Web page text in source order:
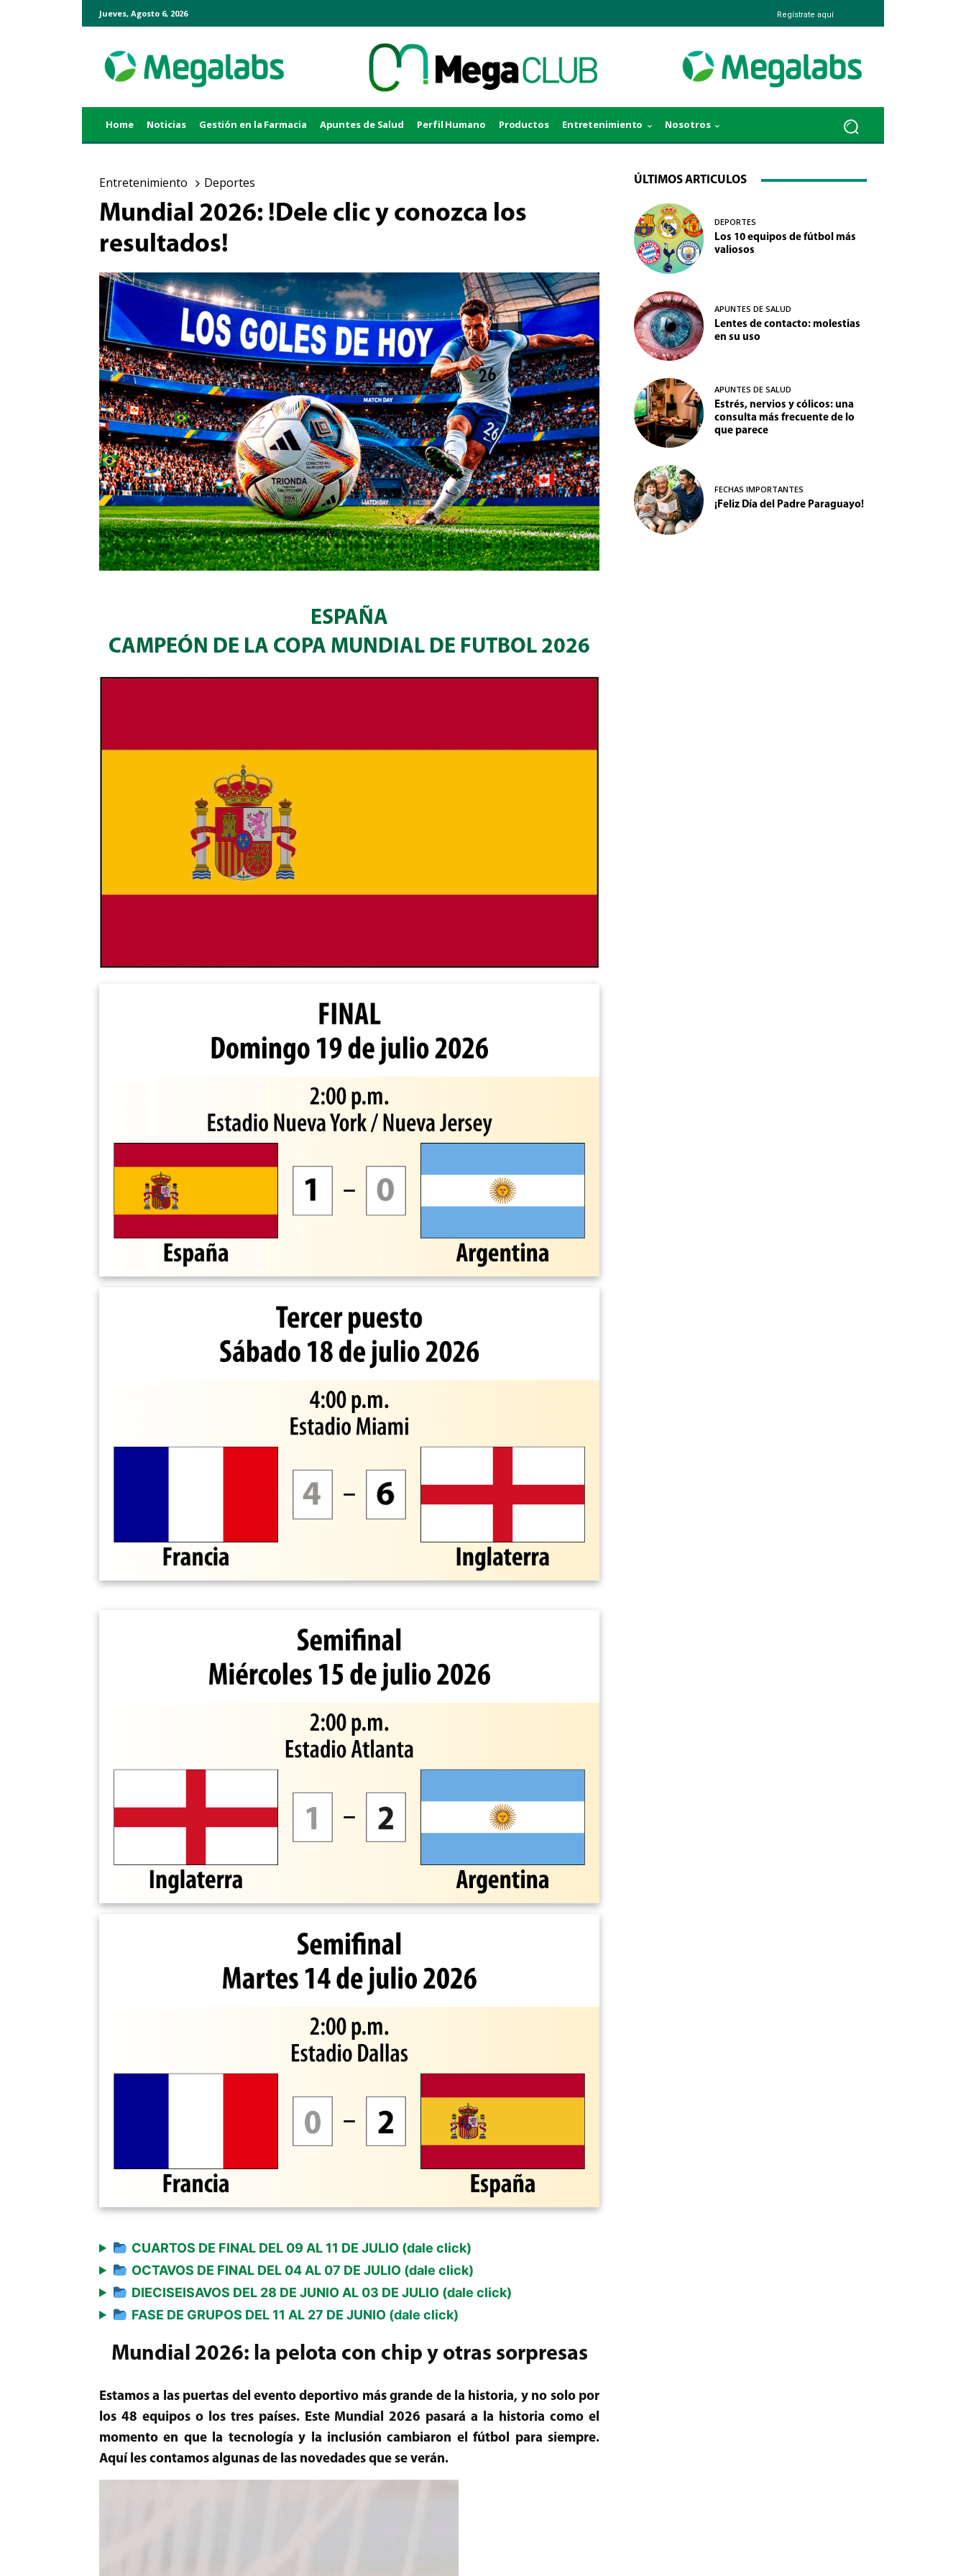
Jueves, Agosto 6, 2026 Regístrate aquí
Home Noticias Gestión en la Farmacia Apuntes de Salud Perfil Humano Productos Entretenimiento Nosotros
Entretenimiento Deportes
Mundial 2026: !Dele clic y conozca los
resultados!
ESPAÑA
CAMPEÓN DE LA COPA MUNDIAL DE FUTBOL 2026
CUARTOS DE FINAL DEL 09 AL 11 DE JULIO (dale click)
OCTAVOS DE FINAL DEL 04 AL 07 DE JULIO (dale click)
DIECISEISAVOS DEL 28 DE JUNIO AL 03 DE JULIO (dale click)
FASE DE GRUPOS DEL 11 AL 27 DE JUNIO (dale click)
Mundial 2026: la pelota con chip y otras sorpresas
Estamos a las puertas del evento deportivo más grande de la historia, y no solo por
los 48 equipos o los tres países. Este Mundial 2026 pasará a la historia como el
momento en que la tecnología y la inclusión cambiaron el fútbol para siempre.
Aquí les contamos algunas de las novedades que se verán.
ÚLTIMOS ARTICULOS
DEPORTES
Los 10 equipos de fútbol más
valiosos
APUNTES DE SALUD
Lentes de contacto: molestias
en su uso
APUNTES DE SALUD
Estrés, nervios y cólicos: una
consulta más frecuente de lo
que parece
FECHAS IMPORTANTES
¡Feliz Día del Padre Paraguayo!